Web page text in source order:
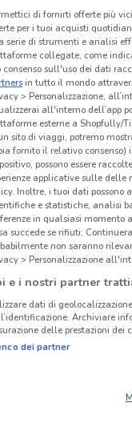
di fornirti offerte più
per i tuoi acquisti
serie di strumenti e analisi
collegate, come
consenso sull'uso dei dati
in tutto il mondo
> Personalizzazione,
all'interno dell’app
esterne a Shopfully/
sito di viaggi, potremo
fornito il relativo
possono essere
applicative sulle
Inoltre, i tuoi dati possono
e statistiche, analisi
in qualsiasi momento
succede se rifiuti:
non saranno
> Personalizzazione
e i nostri partner
dati di
Archiviare
delle prestazioni dei
dei partner